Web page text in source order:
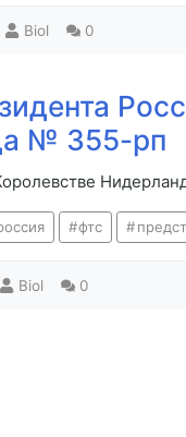
Biol 0
№ 355-рп
фтс
Biol 0